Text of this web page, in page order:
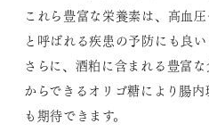
これら豊富な栄養素は、高血
と呼ばれる疾患の予防にも良い
さらに、酒粕に含まれる豊富
からできるオリゴ糖により腸
も期待できます。